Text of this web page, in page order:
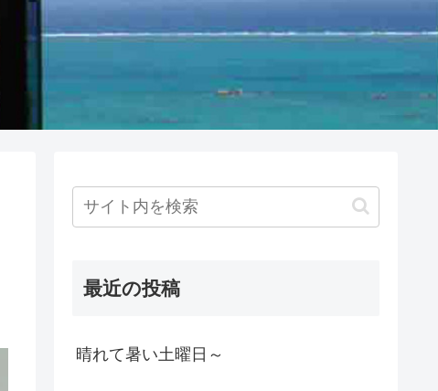
最近の投稿
晴れて暑い土曜日～